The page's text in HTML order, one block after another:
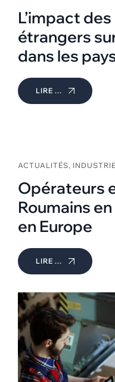
L’impact
étrangers
dans les
LIRE ...
ACTUALITÉS, INDUSTRIE
Opérateurs
Roumains
en Europe
LIRE ...